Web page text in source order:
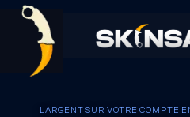
L'ARGENT SUR VOTRE COMPTE